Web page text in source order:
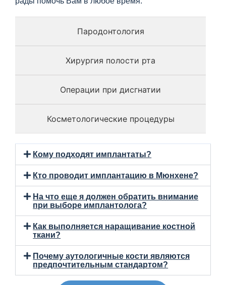
Пародонтология
Хирургия полости рта
Операции при дисгнатии
Косметологические процедуры
Кому подходят имплантаты?
Кто проводит имплантацию в Мюнхене?
На что еще я должен обратить внимание
при выборе имплантолога?
Как выполняется наращивание костной
ткани?
Почему аутологичные кости являются
предпочтительным стандартом?